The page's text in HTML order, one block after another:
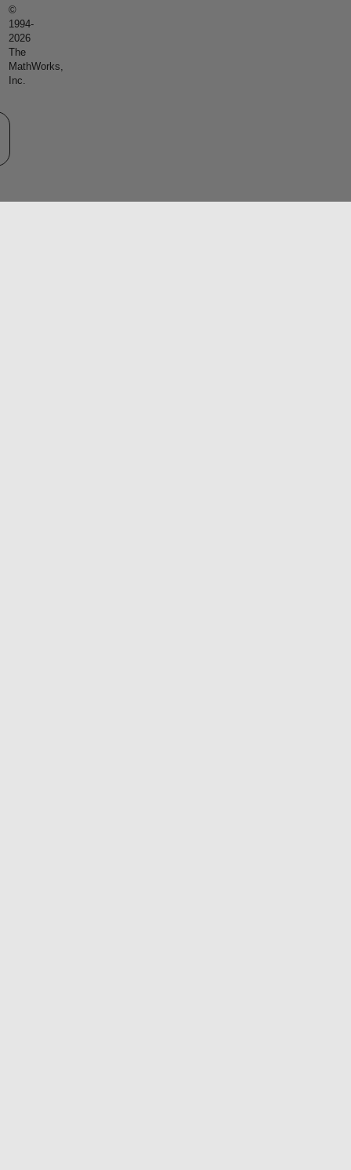
©
1994-
2026
The
MathWorks,
Inc.
サイトの選択